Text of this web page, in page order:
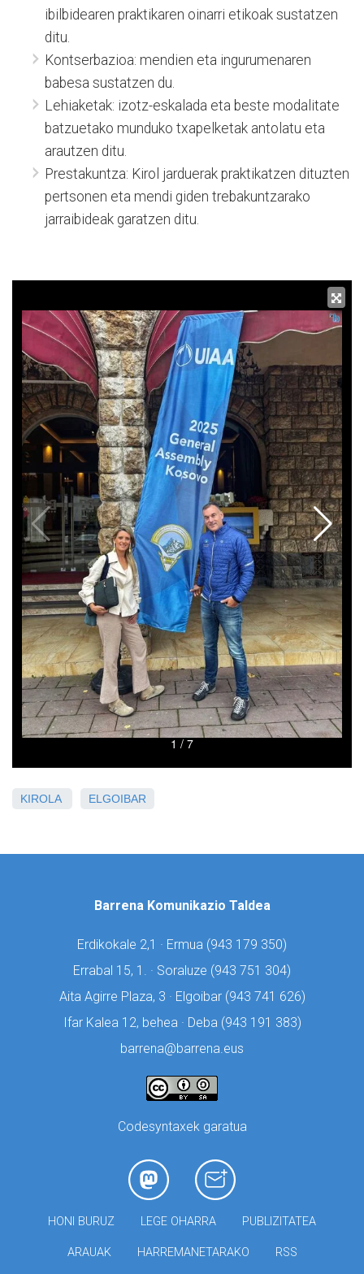
ibilbidearen praktikaren oinarri etikoak sustatzen
ditu.
Kontserbazioa: mendien eta ingurumenaren
babesa sustatzen du.
Lehiaketak: izotz-eskalada eta beste modalitate
batzuetako munduko txapelketak antolatu eta
arautzen ditu.
Prestakuntza: Kirol jarduerak praktikatzen dituzten
pertsonen eta mendi giden trebakuntzarako
jarraibideak garatzen ditu.
KIROLA ELGOIBAR
Barrena Komunikazio Taldea
Erdikokale 2,1 · Ermua (943 179 350)
Errabal 15, 1. · Soraluze (943 751 304)
Aita Agirre Plaza, 3 · Elgoibar (943 741 626)
Ifar Kalea 12, behea · Deba (943 191 383)
barrena@barrena.eus
Codesyntaxek garatua
HONI BURUZ LEGE OHARRA PUBLIZITATEA
ARAUAK HARREMANETARAKO RSS